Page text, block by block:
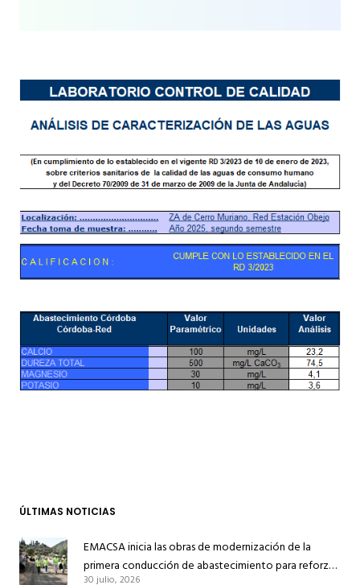
ÚLTIMAS NOTICIAS
EMACSA inicia las obras de modernización de la
primera conducción de abastecimiento para reforzar
30 julio, 2026